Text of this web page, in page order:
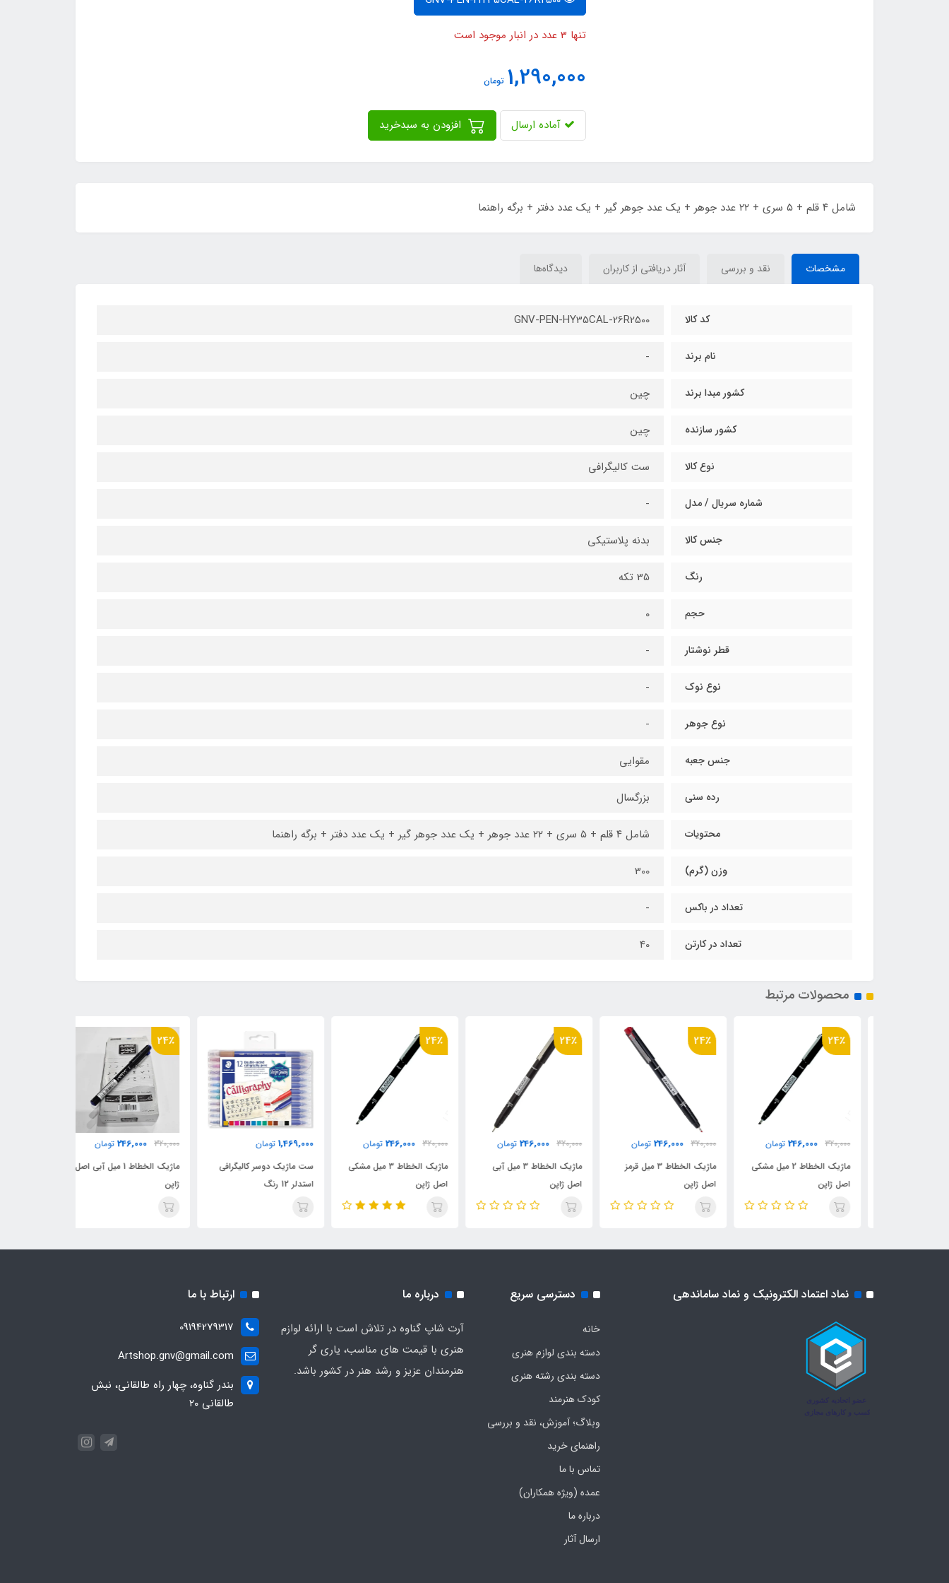
تنها 3 عدد در انبار موجود است
1,290,000 تومان
آماده ارسال
شامل ۴ قلم + ۵ سری + ۲۲ عدد جوهر + یک عدد جوهر گیر + یک عدد دفتر + برگه راهنما
مشخصات نقد و بررسی آثار دریافتی از کاربران دیدگاه‌ها
کد کالا GNV-PEN-HY35CAL-26R2500
نام برند -
کشور مبدا برند چین
کشور سازنده چین
نوع کالا ست کالیگرافی
شماره سریال / مدل -
جنس کالا بدنه پلاستیکی
رنگ 35 تکه
حجم 0
قطر نوشتار -
نوع نوک -
نوع جوهر -
جنس جعبه مقوایی
رده سنی بزرگسال
محتویات شامل ۴ قلم + ۵ سری + ۲۲ عدد جوهر + یک عدد جوهر گیر + یک عدد دفتر + برگه راهنما
وزن (گرم) 300
تعداد در باکس -
تعداد در کارتن 40
محصولات مرتبط
24٪
320,000
246,000 تومان
ماژیک الخطاط 2 میل مشکی
اصل ژاپن
24٪
320,000
246,000 تومان
ماژیک الخطاط ۳ میل قرمز
اصل ژاپن
24٪
320,000
246,000 تومان
ماژیک الخطاط ۳ میل آبی
اصل ژاپن
24٪
320,000
246,000 تومان
ماژیک الخطاط ۳ میل مشکی
اصل ژاپن
1,469,000 تومان
ست ماژیک دوسر کالیگرافی
استدلر 12 رنگ
24٪
320,000
246,000 تومان
ماژیک الخطاط 1 میل آبی اصل
ژاپن
نماد اعتماد الکترونیک و نماد ساماندهی دسترسی سریع
خانه
دسته بندی لوازم هنری
دسته بندی رشته هنری
کودک هنرمند
وبلاگ؛ آموزش، نقد و بررسی
راهنمای خرید
تماس با ما
عمده (ویژه همکاران)
درباره ما
ارسال آثار
درباره ما
آرت شاپ گناوه در تلاش است با ارائه لوازم
هنری با قیمت های مناسب، یاری گر
هنرمندان عزیز و رشد هنر در کشور باشد.
ارتباط با ما
09194279317
Artshop.gnv@gmail.com
بندر گناوه، چهار راه طالقانی، نبش
طالقانی ۲۰